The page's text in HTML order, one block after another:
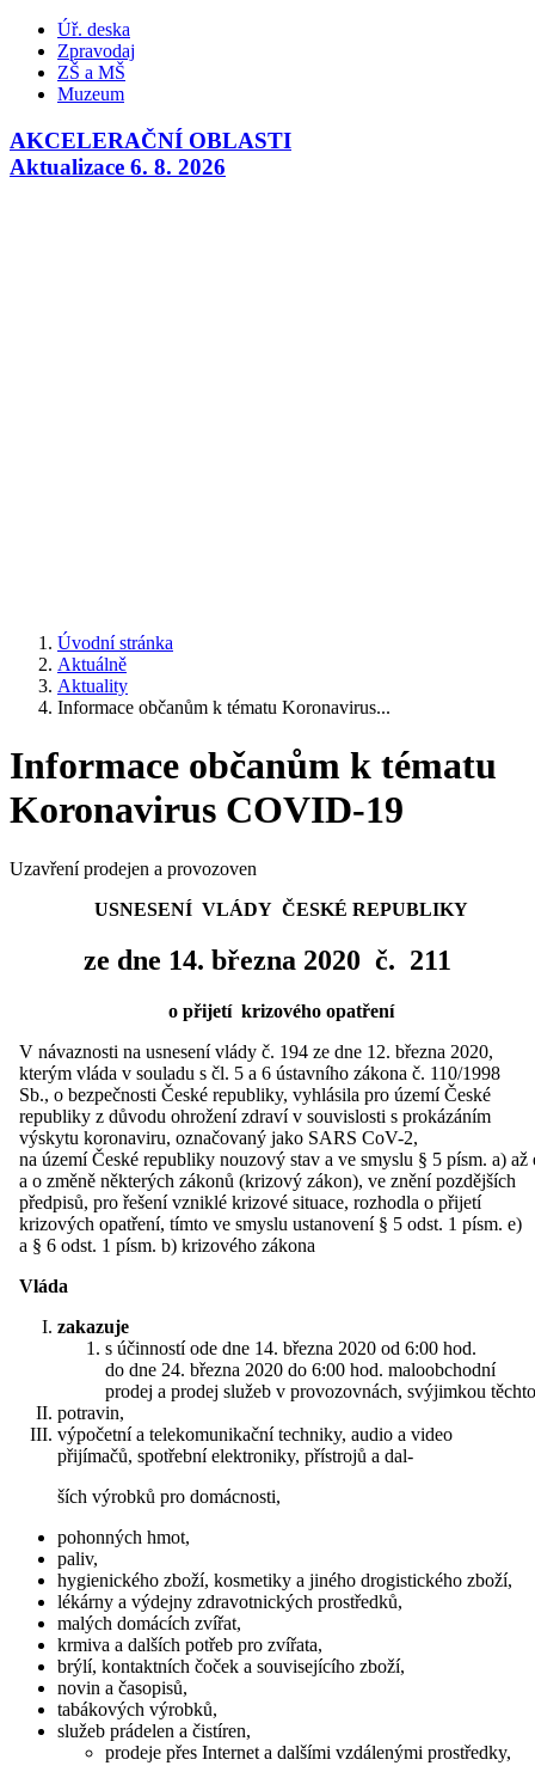
Úř. deska
Zpravodaj
ZŠ a MŠ
Muzeum
AKCELERAČNÍ OBLASTI
Aktualizace 6. 8. 2026
Úvodní stránka
Aktuálně
Aktuality
Informace občanům k tématu Koronavirus...
Informace občanům k tématu
Koronavirus COVID-19
Uzavření prodejen a provozoven
USNESENÍ VLÁDY ČESKÉ REPUBLIKY
ze dne 14. března 2020 č. 211
o přijetí krizového opatření
V návaznosti na usnesení vlády č. 194 ze dne 12. března 2020,
kterým vláda v souladu s čl. 5 a 6 ústavního zákona č. 110/1998
Sb., o bezpečnosti České republiky, vyhlásila pro území České
republiky z důvodu ohrožení zdraví v souvislosti s prokázáním
výskytu koronaviru, označovaný jako SARS CoV-2,
na území České republiky nouzový stav a ve smyslu § 5 písm. a)
a o změně některých zákonů (krizový zákon), ve znění pozdějších
předpisů, pro řešení vzniklé krizové situace, rozhodla o přijetí
krizových opatření, tímto ve smyslu ustanovení § 5 odst. 1 písm. e)
a § 6 odst. 1 písm. b) krizového zákona
Vláda
zakazuje
s účinností ode dne 14. března 2020 od 6:00 hod.
do dne 24. března 2020 do 6:00 hod. maloobchodní
prodej a prodej služeb v provozovnách, svýjimkou
potravin,
výpočetní a telekomunikační techniky, audio a video
přijímačů, spotřební elektroniky, přístrojů a dal-
ších výrobků pro domácnosti,
pohonných hmot,
paliv,
hygienického zboží, kosmetiky a jiného drogistického zboží,
lékárny a výdejny zdravotnických prostředků,
malých domácích zvířat,
krmiva a dalších potřeb pro zvířata,
brýlí, kontaktních čoček a souvisejícího zboží,
novin a časopisů,
tabákových výrobků,
služeb prádelen a čistíren,
prodeje přes Internet a dalšími vzdálenými prostředky,